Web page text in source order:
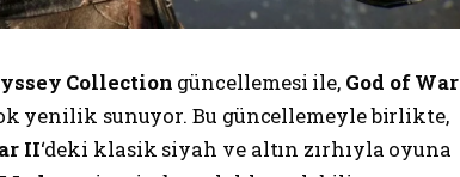
Collection güncellemesi ile, God of War
yenilik sunuyor. Bu güncellemeyle birlikte,
II‘deki klasik siyah ve altın zırhıyla oyuna